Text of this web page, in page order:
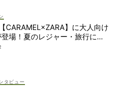
CARAMEL×ZARA】に大人向け
場！夏のレジャー・旅行にも
タビュー